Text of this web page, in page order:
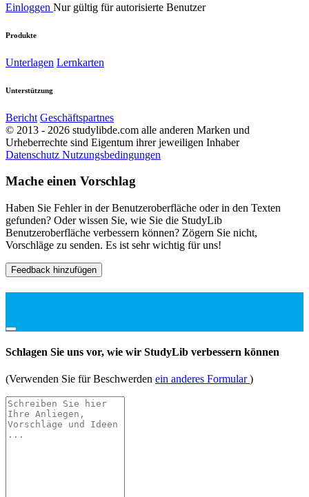
Einloggen Nur gültig für autorisierte Benutzer
Produkte
Unterlagen Lernkarten
Unterstützung
Bericht Geschäftspartnes
© 2013 - 2026 studylibde.com alle anderen Marken und
Urheberrechte sind Eigentum ihrer jeweiligen Inhaber
Datenschutz Nutzungsbedingungen
Mache einen Vorschlag
Haben Sie Fehler in der Benutzeroberfläche oder in den Texten
gefunden? Oder wissen Sie, wie Sie die StudyLib
Benutzeroberfläche verbessern können? Zögern Sie nicht,
Vorschläge zu senden. Es ist sehr wichtig für uns!
Feedback hinzufügen
Schlagen Sie uns vor, wie wir StudyLib verbessern können
(Verwenden Sie für Beschwerden ein anderes Formular)